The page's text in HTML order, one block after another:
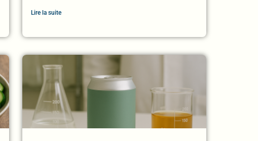
Lire la suite